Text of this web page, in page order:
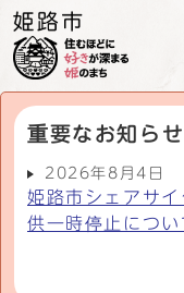
重要なお知らせ
2026年8月4日
姫路市シェアサ
供一時停止につい